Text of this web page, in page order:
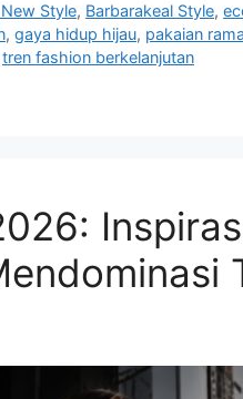
Style, Barbarakeal Style,
, gaya hidup hijau, pakaian
tren fashion berkelanjutan